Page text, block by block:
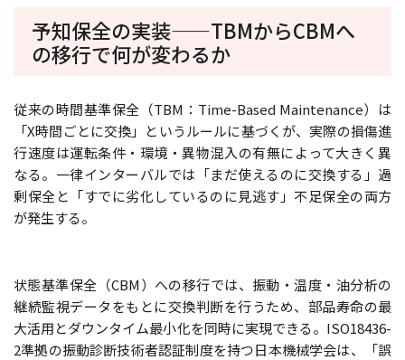
予知保全の実装——TBMからCBMへ
の移行で何が変わるか
従来の時間基準保全（TBM：Time-Based Maintenance）は
「X時間ごとに交換」というルールに基づくが、実際の損傷進
行速度は運転条件・環境・異物混入の有無によって大きく異
なる。一律インターバルでは「まだ使えるのに交換する」過
剰保全と「すでに劣化しているのに見逃す」不足保全の両方
が発生する。
状態基準保全（CBM）への移行では、振動・温度・油分析の
継続監視データをもとに交換判断を行うため、部品寿命の最
大活用とダウンタイム最小化を同時に実現できる。ISO18436-
2準拠の振動診断技術者認証制度を持つ日本機械学会は、「誤